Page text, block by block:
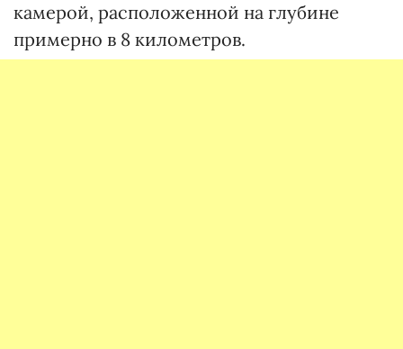
камерой, расположенной на глубине
примерно в 8 километров.